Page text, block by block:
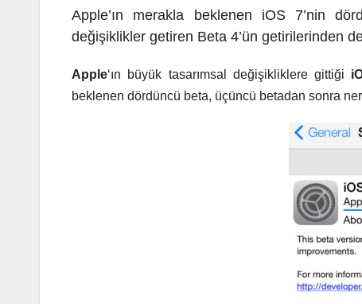
Apple’ın merakla beklenen iOS 7’nin
değişiklikler getiren Beta 4’ün getirilerinden
Apple‘ın büyük tasarımsal değişikliklere gittiği
beklenen dördüncü beta, üçüncü betadan sonra